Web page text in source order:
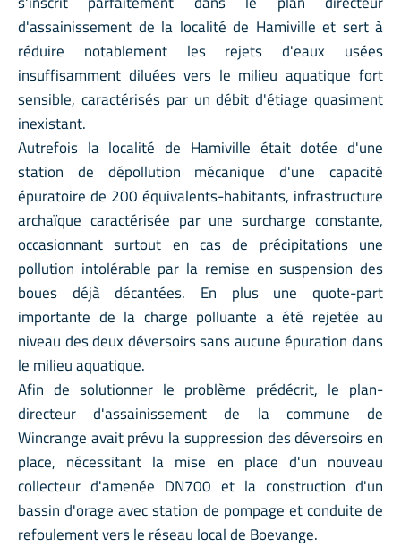
d'assainissement de la localité de Hamiville et sert à
réduire notablement les rejets d'eaux usées
insuffisamment diluées vers le milieu aquatique fort
sensible, caractérisés par un débit d'étiage quasiment
inexistant.
Autrefois la localité de Hamiville était dotée d'une
station de dépollution mécanique d'une capacité
épuratoire de 200 équivalents-habitants, infrastructure
archaïque caractérisée par une surcharge constante,
occasionnant surtout en cas de précipitations une
pollution intolérable par la remise en suspension des
boues déjà décantées. En plus une quote-part
importante de la charge polluante a été rejetée au
niveau des deux déversoirs sans aucune épuration dans
le milieu aquatique.
Afin de solutionner le problème prédécrit, le plan-
directeur d'assainissement de la commune de
Wincrange avait prévu la suppression des déversoirs en
place, nécessitant la mise en place d'un nouveau
collecteur d'amenée DN700 et la construction d'un
bassin d'orage avec station de pompage et conduite de
refoulement vers le réseau local de Boevange.